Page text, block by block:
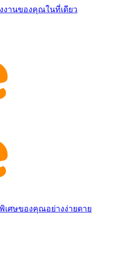
งานของคุณในที่เดียว
เศษของคุณอย่างง่ายดาย